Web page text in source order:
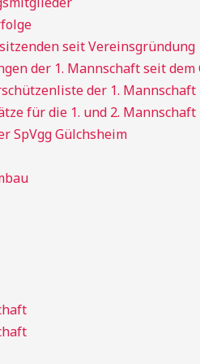
seit Vereinsgründung
der 1. Mannschaft seit
der 1. Mannschaft
für die 1. und 2. Mannschaft
SpVgg Gülchsheim